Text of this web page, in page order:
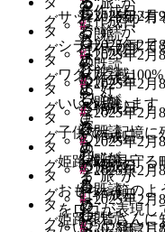
ま
ち
じ
は
じ
ま
る
わ
る“旅”が
は
じ
ま
る
め
た
る
ひ
め
じ
住
む
ほ
ど
に“好
き”が
深
ま
る“姫”の
ま
ち
2025年2月
既読
#
ひ
め
た
る
ひ
め
じ
作成日
2025年2月
既読
グ
#
ひ
め
た
る
ひ
め
じ
作成日
2025年2月
既読
タ
グ
#
“人”が
ま
じ
わ
る“旅”が
は
じ
サッパリ感が有
作成日
2025年2月
既読
タ
グ
#
ひ
め
た
る
ひ
め
シラサギがすて
作成日
2025年2月
既読
タ
グ
#
“人”が
ま
じ
わ
ワクワク感100%
作成日
2025年2月
既読
タ
グ
#
ひ
め
た
いいと思います
作成日
2025年2月
既読
タ
グ
#
住
子供でも記憶に
作成日
2025年2月
既読
タ
グ
#
姫路城が見守る
作成日
2025年2月
タ
グ
おもちゃ箱のよ
をロゴが表現し
たいし、発信し
姫路を皆さんに